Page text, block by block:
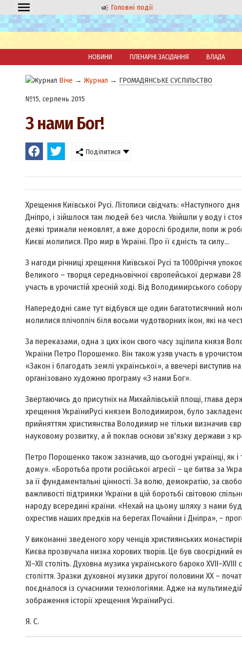
Головні події
НОВИНИ ПЛЕНАРНІ ЗАСІДАННЯ ВЛАДА
Віче → Журнал → ГРОМАДЯНСЬКЕ СУСПІЛЬСТВО
№15, серпень 2015
З нами Бог!
Поділитися
Хрещення Київської Русі. Літописи свідчать: «Наступного
Дніпро, і зійшлося там людей без числа. Увійшли у воду і
деякі тримали немовлят, а вже дорослі бродили, попи ж
Києві молилися. Про мир в Україні. Про її єдність та силу...
З нагоди річниці хрещення Київської Русі та 1000­річчя
Великого – творця середньовічної європейської держави
участь в урочистій хресній ході. Від Володимирського
Напередодні саме тут відбувся ще один багатотисячний
молилися пліч­о­пліч біля восьми чудотворних ікон, які на
За переказами, одна з цих ікон свого часу зцілила князя
України Петро Порошенко. Він також узяв участь в
«Закон і благодать землі української», а ввечері виступив
організовано художню програму «З нами Бог».
Звертаючись до присутніх на Михайлівській площі, глава
хрещення України­Русі князем Володимиром, було
прийняттям християнства Володимир не тільки визначив
науковому розвитку, а й поклав основи зв'язку держави з
Петро Порошенко також зазначив, що сьогодні українці, як
дому». «Боротьба проти російської агресії – це битва за
за її фундаментальні цінності. За волю, демократію, за
важливості підтримки України в цій боротьбі світовою
народу всередині країни. «Нехай на цьому шляху з нами
охрестив наших предків на берегах Почайни і Дніпра», –
У виконанні зведеного хору ченців християнських
Києва прозвучала низка хорових творів. Це був своєрідний
XI–XII століть. Духовна музика українського бароко XVII–XVIII
століття. Зразки духовної музики другої половини XX –
поєдналося із сучасними технологіями. Адже на
зображення історії хрещення України­Русі.
Я. С.